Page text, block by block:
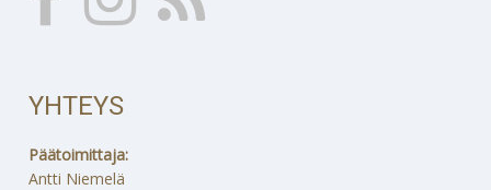
YHTEYS
Päätoimittaja:
Antti Niemelä